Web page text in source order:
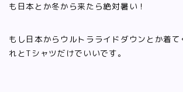
も日本とか冬から来たら絶対暑い！
もし日本からウルトラライドダウンとか着て
れとTシャツだけでいいです。